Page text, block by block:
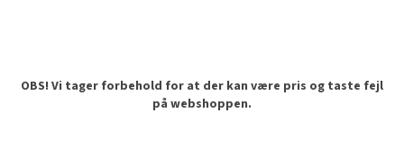
OBS! Vi tager forbehold for at der kan være pris og taste fejl
på webshoppen.